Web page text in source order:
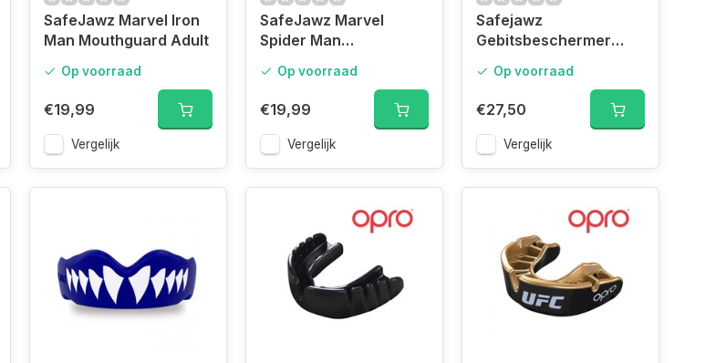
SafeJawz Marvel Iron
Man Mouthguard Adult
Op voorraad
€19,99
Vergelijk
SafeJawz Marvel
Spider Man
Op voorraad
€19,99
Vergelijk
Safejawz
Gebitsbeschermer
‚Äì Senior
Op voorraad
€27,50
Vergelijk